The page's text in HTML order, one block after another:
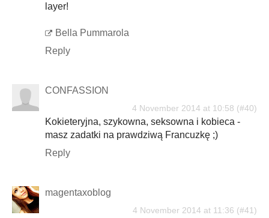
layer!
Bella Pummarola
Reply
CONFASSION
4 November 2014 at 10:58
Kokieteryjna, szykowna, seksowna i kobieca -
masz zadatki na prawdziwą Francuzkę ;)
Reply
magentaxoblog
4 November 2014 at 11:36